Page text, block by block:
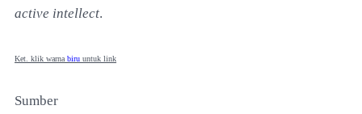
active intellect.
Ket. klik warna biru untuk link
Sumber